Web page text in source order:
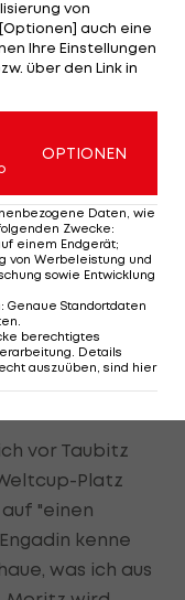
noch
Taubitz
gefahren.
zwischen
in
(Sprint) und
23-Jährige
Egles
Jahre viermal
Dreimal
vor Taubitz
Platz
"einen
kenne
was ich aus
von
auch eine
Ihre Einstellungen
über den Link in
OPTIONEN
Daten, wie
Zwecke:
einem Endgerät;
von Werbeleistung und
sowie Entwicklung
: Genaue Standortdaten
.
berechtigtes
Details
auszuüben, sind hier